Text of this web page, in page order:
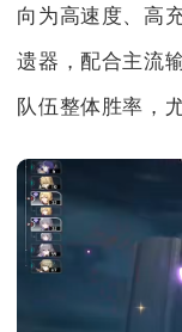
向为高速度、高
遗器，配合主流
队伍整体胜率，